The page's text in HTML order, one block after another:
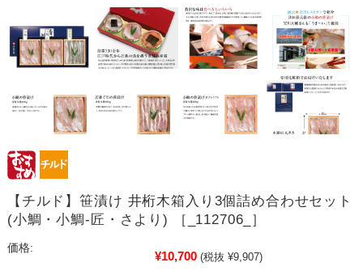
【チルド】笹漬け 井桁木箱入り3個詰め合わせセット
(小鯛・小鯛-匠・さより) ［_112706_］
価格:
¥10,700 (税抜 ¥9,907)